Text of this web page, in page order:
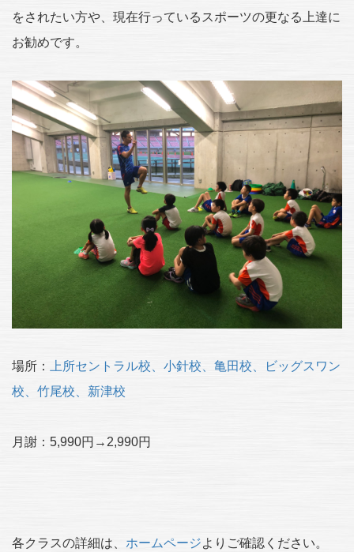
をされたい方や、現在行っているスポーツの更なる上達に
お勧めです。
場所：
上所セントラル校、小針校、亀田校、ビッグスワン
校、竹尾校、新津校
月謝：5,990円→2,990円
各クラスの詳細は、 ホームページよりご確認ください。